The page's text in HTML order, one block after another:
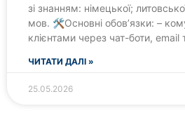
зі знанням: німецької;
мов. 🛠Основні обовʼязки: –
клієнтами через чат-боти, email
ЧИТАТИ ДАЛІ »
25.05.2026